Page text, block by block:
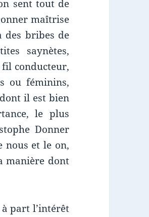
sent tout de
maîtrise
des bribes de
saynètes,
conducteur,
ou féminins,
il est bien
le plus
Donner
nous et le on,
manière dont
part l’intérêt